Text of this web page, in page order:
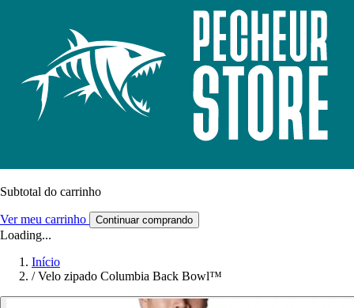
Subtotal do carrinho
Ver meu carrinho Continuar comprando
Loading...
Início
/ Velo zipado Columbia Back Bowl™